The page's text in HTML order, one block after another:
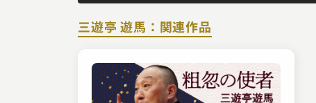
三遊亭 遊馬：関連作品